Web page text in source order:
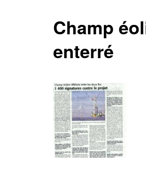
Champ
enterré